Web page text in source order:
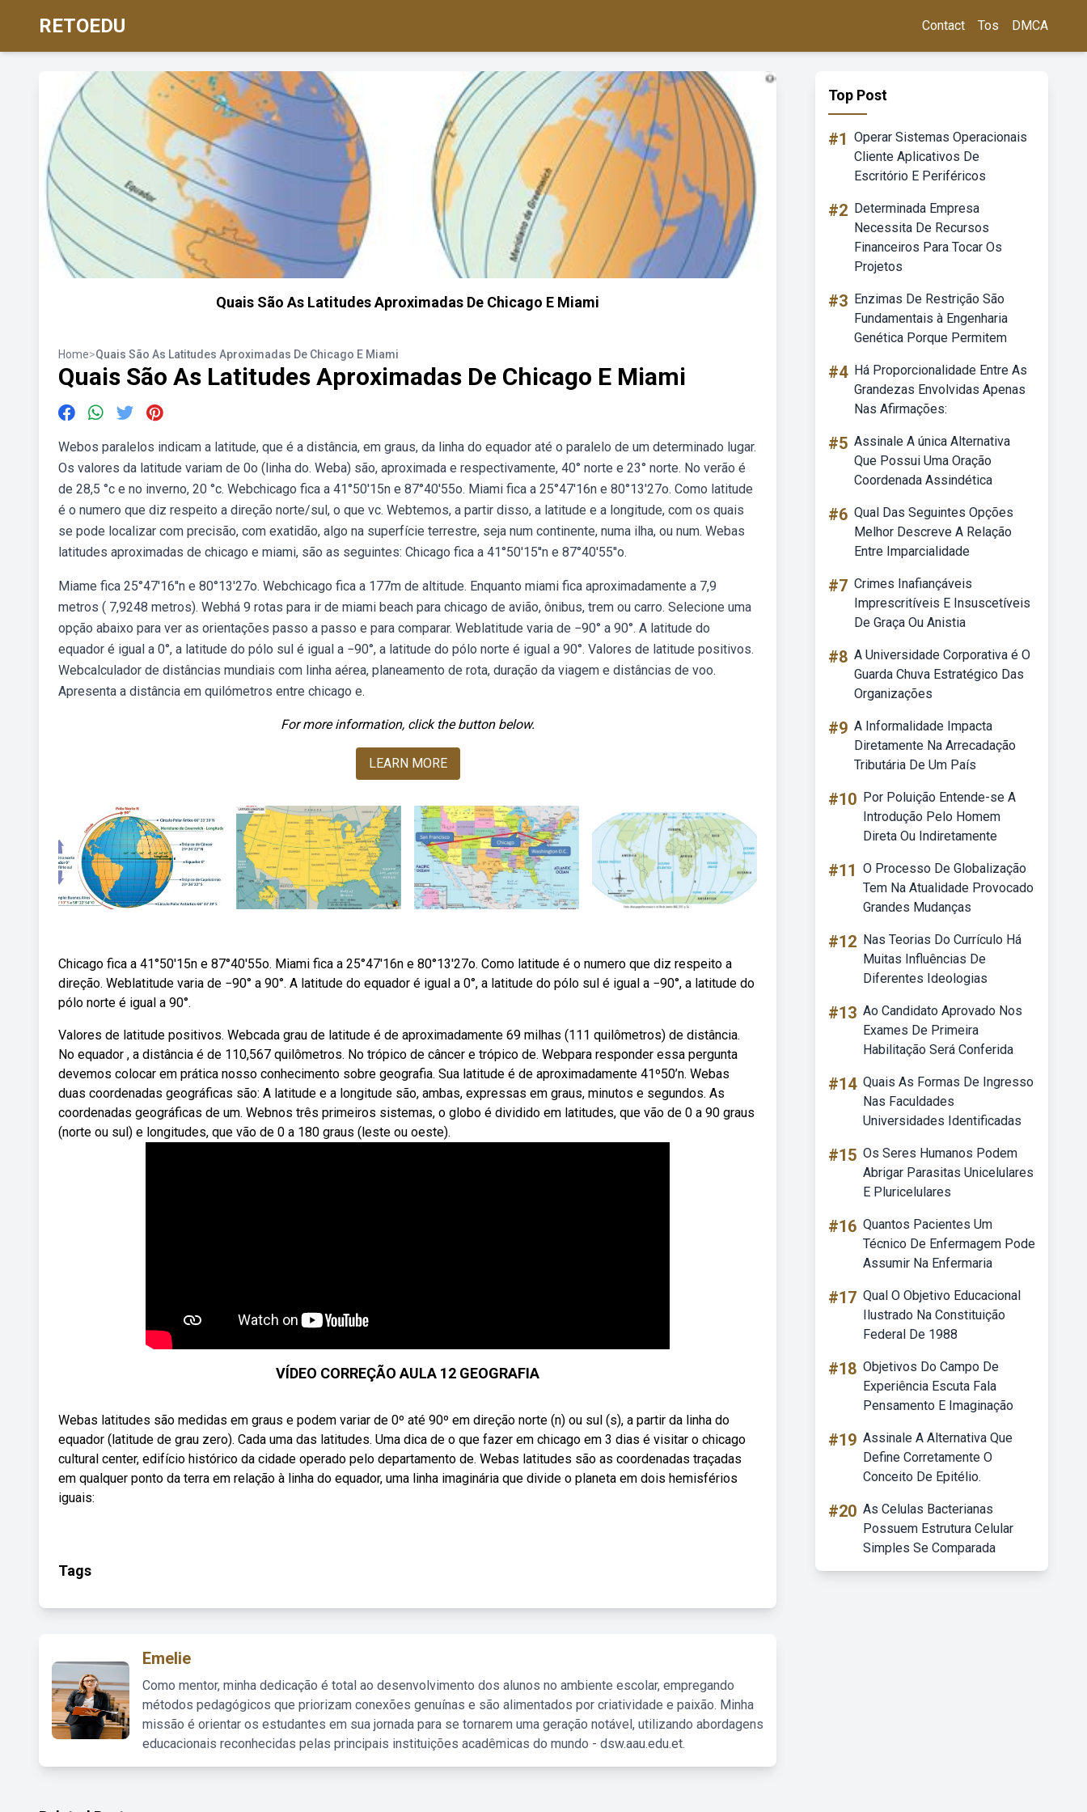
RETOEDU Contact Tos DMCA
Quais São As Latitudes Aproximadas De Chicago E Miami
Home>Quais São As Latitudes Aproximadas De Chicago E Miami
Quais São As Latitudes Aproximadas De Chicago E Miami
Webos paralelos indicam a latitude, que é a distância, em graus, da linha do equador até o paralelo de um determinado lugar.
Os valores da latitude variam de 0o (linha do. Weba) são, aproximada e respectivamente, 40° norte e 23° norte. No verão é
de 28,5 °c e no inverno, 20 °c. Webchicago fica a 41°50'15n e 87°40'55o. Miami fica a 25°47'16n e 80°13'27o. Como latitude
é o numero que diz respeito a direção norte/sul, o que vc. Webtemos, a partir disso, a latitude e a longitude, com os quais
se pode localizar com precisão, com exatidão, algo na superfície terrestre, seja num continente, numa ilha, ou num. Webas
latitudes aproximadas de chicago e miami, são as seguintes: Chicago fica a 41°50'15''n e 87°40'55''o.
Miame fica 25°47'16''n e 80°13'27o. Webchicago fica a 177m de altitude. Enquanto miami fica aproximadamente a 7,9
metros ( 7,9248 metros). Webhá 9 rotas para ir de miami beach para chicago de avião, ônibus, trem ou carro. Selecione uma
opção abaixo para ver as orientações passo a passo e para comparar. Weblatitude varia de −90° a 90°. A latitude do
equador é igual a 0°, a latitude do pólo sul é igual a −90°, a latitude do pólo norte é igual a 90°. Valores de latitude positivos.
Webcalculador de distâncias mundiais com linha aérea, planeamento de rota, duração da viagem e distâncias de voo.
Apresenta a distância em quilómetros entre chicago e.
For more information, click the button below.
LEARN MORE
Chicago fica a 41°50'15n e 87°40'55o. Miami fica a 25°47'16n e 80°13'27o. Como latitude é o numero que diz respeito a
direção. Weblatitude varia de −90° a 90°. A latitude do equador é igual a 0°, a latitude do pólo sul é igual a −90°, a latitude do
pólo norte é igual a 90°.
Valores de latitude positivos. Webcada grau de latitude é de aproximadamente 69 milhas (111 quilômetros) de distância.
No equador , a distância é de 110,567 quilômetros. No trópico de câncer e trópico de. Webpara responder essa pergunta
devemos colocar em prática nosso conhecimento sobre geografia. Sua latitude é de aproximadamente 41º50’n. Webas
duas coordenadas geográficas são: A latitude e a longitude são, ambas, expressas em graus, minutos e segundos. As
coordenadas geográficas de um. Webnos três primeiros sistemas, o globo é dividido em latitudes, que vão de 0 a 90 graus
(norte ou sul) e longitudes, que vão de 0 a 180 graus (leste ou oeste).
VÍDEO CORREÇÃO AULA 12 GEOGRAFIA
Webas latitudes são medidas em graus e podem variar de 0º até 90º em direção norte (n) ou sul (s), a partir da linha do
equador (latitude de grau zero). Cada uma das latitudes. Uma dica de o que fazer em chicago em 3 dias é visitar o chicago
cultural center, edifício histórico da cidade operado pelo departamento de. Webas latitudes são as coordenadas traçadas
em qualquer ponto da terra em relação à linha do equador, uma linha imaginária que divide o planeta em dois hemisférios
iguais:
Tags
Emelie
Como mentor, minha dedicação é total ao desenvolvimento dos alunos no ambiente escolar, empregando
métodos pedagógicos que priorizam conexões genuínas e são alimentados por criatividade e paixão. Minha
missão é orientar os estudantes em sua jornada para se tornarem uma geração notável, utilizando abordagens
educacionais reconhecidas pelas principais instituições acadêmicas do mundo - dsw.aau.edu.et.
Top Post
#1 Operar Sistemas Operacionais
Cliente Aplicativos De
Escritório E Periféricos
#2 Determinada Empresa
Necessita De Recursos
Financeiros Para Tocar Os
Projetos
#3 Enzimas De Restrição São
Fundamentais à Engenharia
Genética Porque Permitem
#4 Há Proporcionalidade Entre As
Grandezas Envolvidas Apenas
Nas Afirmações:
#5 Assinale A única Alternativa
Que Possui Uma Oração
Coordenada Assindética
#6 Qual Das Seguintes Opções
Melhor Descreve A Relação
Entre Imparcialidade
#7 Crimes Inafiançáveis
Imprescritíveis E Insuscetíveis
De Graça Ou Anistia
#8 A Universidade Corporativa é O
Guarda Chuva Estratégico Das
Organizações
#9 A Informalidade Impacta
Diretamente Na Arrecadação
Tributária De Um País
#10 Por Poluição Entende-se A
Introdução Pelo Homem
Direta Ou Indiretamente
#11 O Processo De Globalização
Tem Na Atualidade Provocado
Grandes Mudanças
#12 Nas Teorias Do Currículo Há
Muitas Influências De
Diferentes Ideologias
#13 Ao Candidato Aprovado Nos
Exames De Primeira
Habilitação Será Conferida
#14 Quais As Formas De Ingresso
Nas Faculdades
Universidades Identificadas
#15 Os Seres Humanos Podem
Abrigar Parasitas Unicelulares
E Pluricelulares
#16 Quantos Pacientes Um
Técnico De Enfermagem Pode
Assumir Na Enfermaria
#17 Qual O Objetivo Educacional
Ilustrado Na Constituição
Federal De 1988
#18 Objetivos Do Campo De
Experiência Escuta Fala
Pensamento E Imaginação
#19 Assinale A Alternativa Que
Define Corretamente O
Conceito De Epitélio.
#20 As Celulas Bacterianas
Possuem Estrutura Celular
Simples Se Comparada